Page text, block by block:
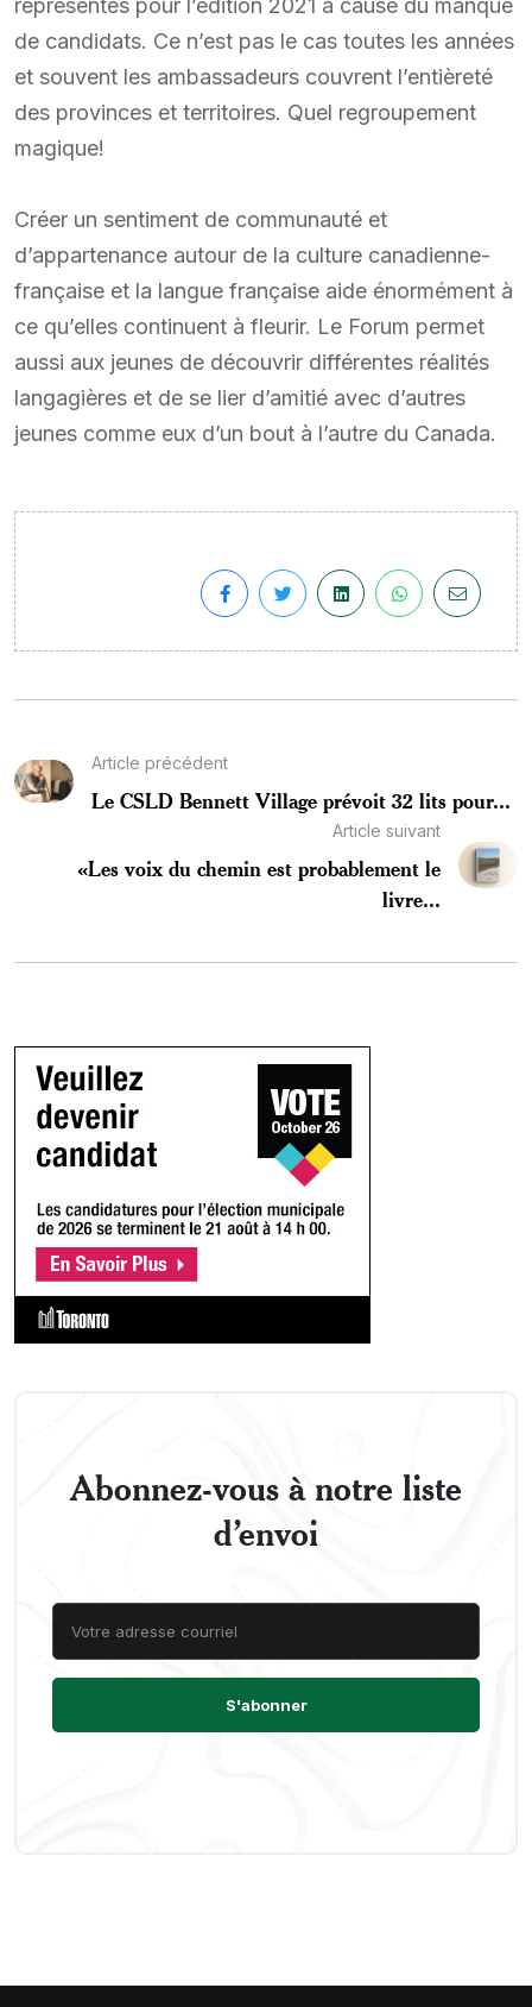
de candidats. Ce n’est pas le cas toutes les années
et souvent les ambassadeurs couvrent l’entièreté
des provinces et territoires. Quel regroupement
magique!
Créer un sentiment de communauté et
d’appartenance autour de la culture canadienne-
française et la langue française aide énormément à
ce qu’elles continuent à fleurir. Le Forum permet
aussi aux jeunes de découvrir différentes réalités
langagières et de se lier d’amitié avec d’autres
jeunes comme eux d’un bout à l’autre du Canada.
Article précédent
Le CSLD Bennett Village prévoit 32 lits pour...
Article suivant
«Les voix du chemin est probablement le
livre...
Abonnez-vous à notre liste
d’envoi